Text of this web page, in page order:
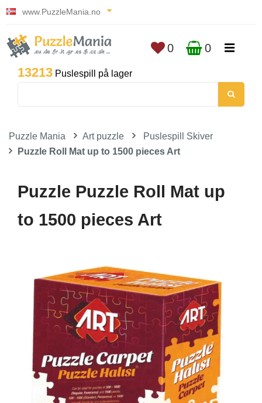
www.PuzzleMania.no
13213 Puslespill på lager
0 0
Puzzle Mania Art puzzle
Puslespill Skiver
Puzzle Roll Mat up to 1500 pieces Art
Puzzle Puzzle Roll Mat up
to 1500 pieces Art